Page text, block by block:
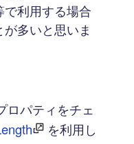
利用する場合
多いと思いま
ロパティをチェ
を利用し